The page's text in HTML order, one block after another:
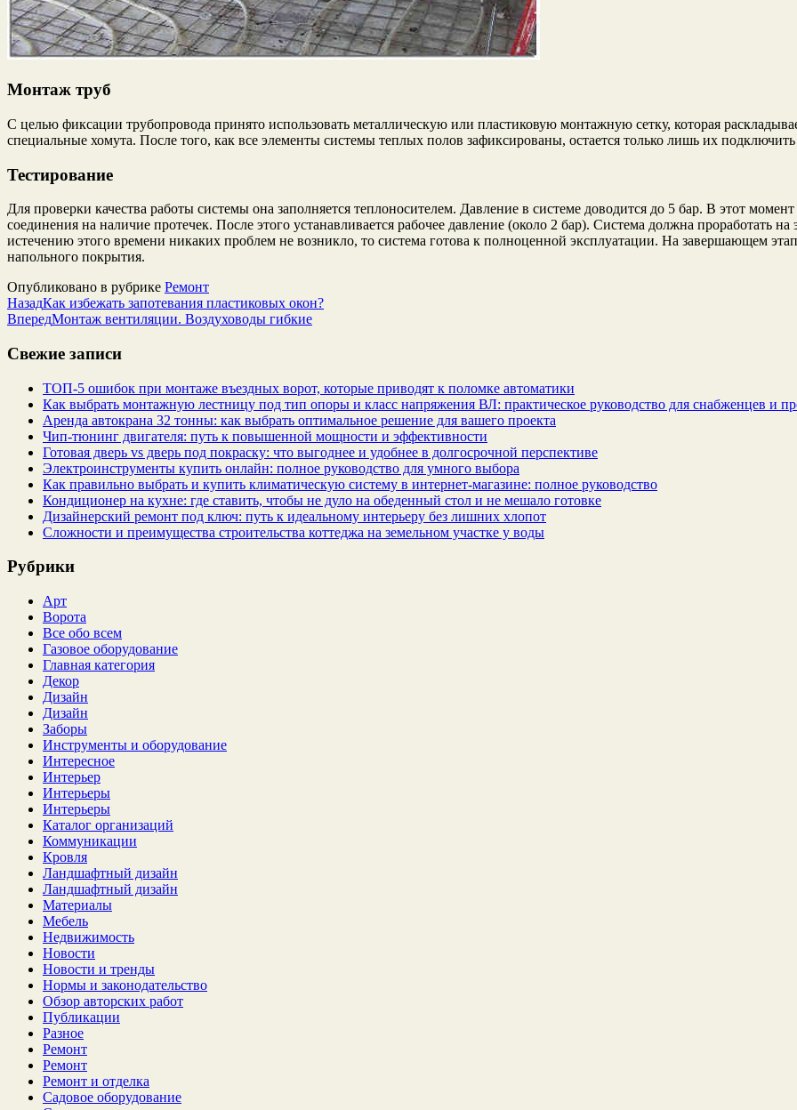
Монтаж труб
С целью фиксации трубопровода принято использовать металлическую или пластиковую монтажную сетку, которая
специальные хомута. После того, как все элементы системы теплых полов зафиксированы, остается только лишь их
Тестирование
Для проверки качества работы системы она заполняется теплоносителем. Давление в системе доводится до 5 бар. В этот
соединения на наличие протечек. После этого устанавливается рабочее давление (около 2 бар). Система должна проработать
истечению этого времени никаких проблем не возникло, то система готова к полноценной эксплуатации. На завершающем
напольного покрытия.
Опубликовано в рубрике Ремонт
НазадКак избежать запотевания пластиковых окон?
ВпередМонтаж вентиляции. Воздуховоды гибкие
Свежие записи
ТОП-5 ошибок при монтаже въездных ворот, которые приводят к поломке автоматики
Как выбрать монтажную лестницу под тип опоры и класс напряжения ВЛ: практическое руководство для снабженцев и
Аренда автокрана 32 тонны: как выбрать оптимальное решение для вашего проекта
Чип‑тюнинг двигателя: путь к повышенной мощности и эффективности
Готовая дверь vs дверь под покраску: что выгоднее и удобнее в долгосрочной перспективе
Электроинструменты купить онлайн: полное руководство для умного выбора
Как правильно выбрать и купить климатическую систему в интернет‑магазине: полное руководство
Кондиционер на кухне: где ставить, чтобы не дуло на обеденный стол и не мешало готовке
Дизайнерский ремонт под ключ: путь к идеальному интерьеру без лишних хлопот
Сложности и преимущества строительства коттеджа на земельном участке у воды
Рубрики
Арт
Ворота
Все обо всем
Газовое оборудование
Главная категория
Декор
Дизайн
Дизайн
Заборы
Инструменты и оборудование
Интересное
Интерьер
Интерьеры
Интерьеры
Каталог организаций
Коммуникации
Кровля
Ландшафтный дизайн
Ландшафтный дизайн
Материалы
Мебель
Недвижимость
Новости
Новости и тренды
Нормы и законодательство
Обзор авторских работ
Публикации
Разное
Ремонт
Ремонт
Ремонт и отделка
Садовое оборудование